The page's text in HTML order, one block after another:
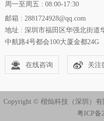
周一至周五 : 08:00-17:30
邮箱 : 2881724928@qq.com
地址 : 深圳市福田区华强北街道
中航路4号都会100大厦金都24G
在线咨询 关注
Copyright © 楷灿科技（深圳）
粤ICP备